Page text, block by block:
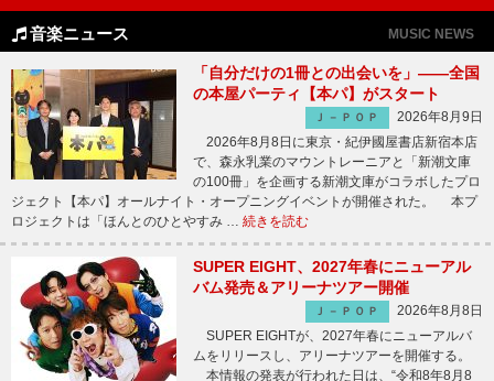
音楽ニュース MUSIC NEWS
「自分だけの1冊との出会いを」――全国
の本屋パーティ【本パ】がスタート
Ｊ－ＰＯＰ
2026年8月9日
2026年8月8日に東京・紀伊國屋書店新宿本店
で、森永乳業のマウントレーニアと「新潮文庫
の100冊」を企画する新潮文庫がコラボしたプロ
ジェクト【本パ】オールナイト・オープニングイベントが開催された。 本プ
ロジェクトは「ほんとのひとやすみ … 続きを読む
SUPER EIGHT、2027年春にニューアル
バム発売＆アリーナツアー開催
Ｊ－ＰＯＰ
2026年8月8日
SUPER EIGHTが、2027年春にニューアルバ
ムをリリースし、アリーナツアーを開催する。
本情報の発表が行われた日は、“令和8年8月8